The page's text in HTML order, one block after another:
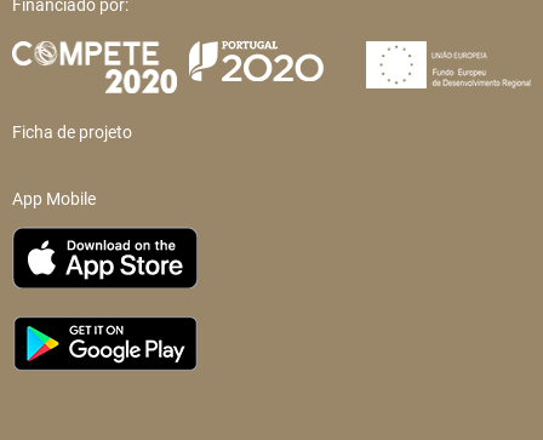
Financiado por:
Ficha de projeto
App Mobile